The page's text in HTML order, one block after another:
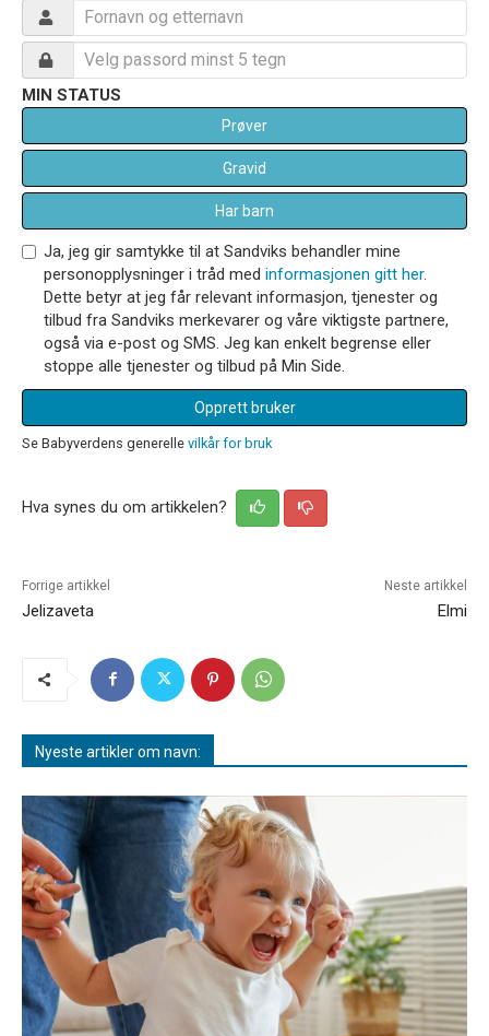
MIN STATUS
Prøver
Gravid
Har barn
Ja, jeg gir samtykke til at Sandviks behandler mine
personopplysninger i tråd med informasjonen gitt her.
Dette betyr at jeg får relevant informasjon, tjenester og
tilbud fra Sandviks merkevarer og våre viktigste partnere,
også via e-post og SMS. Jeg kan enkelt begrense eller
stoppe alle tjenester og tilbud på Min Side.
Opprett bruker
Se Babyverdens generelle vilkår for bruk
Hva synes du om artikkelen?
Forrige artikkel
Jelizaveta
Neste artikkel
Elmi
Nyeste artikler om navn: